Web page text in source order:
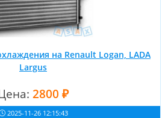
на Renault Logan, LADA
Largus
2800 ₽
2025-11-26 12:15:43